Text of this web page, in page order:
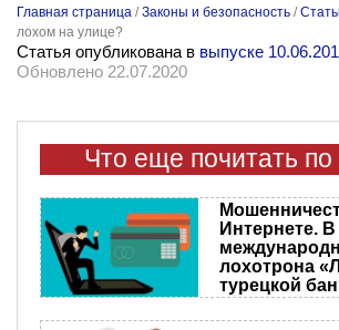
Главная страница /Законы и безопасность /
лохом на улице?
Статья опубликована в выпуске
Обновлено 22.07.2020
Что еще почитать
Интернете.
лохотрона
турецкой